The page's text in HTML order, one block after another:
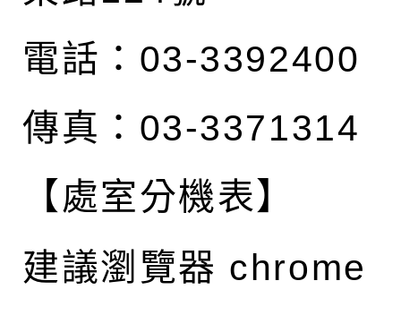
電話：03-3392400
傳真：03-3371314
【處室分機表】
建議瀏覽器 chrome